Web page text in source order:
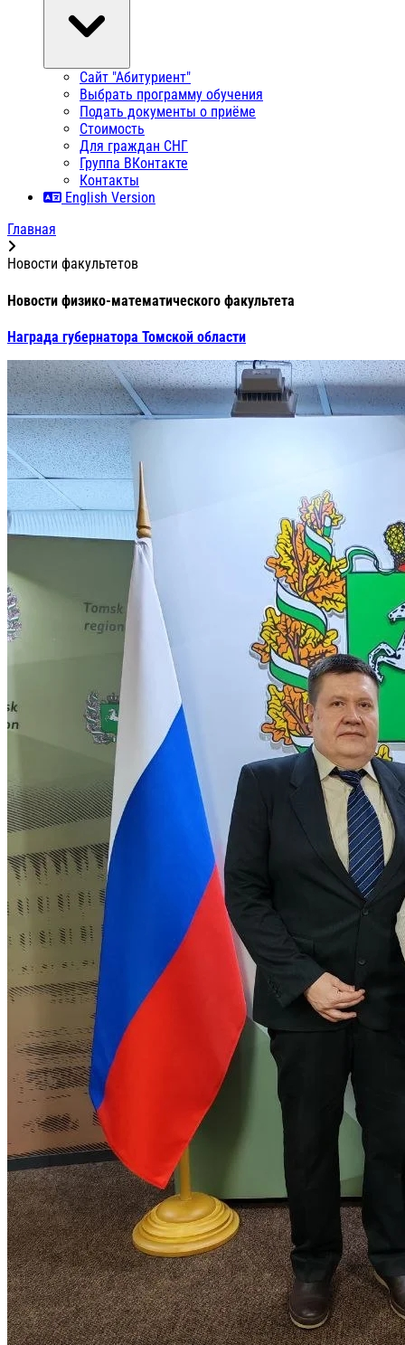
Сайт "Абитуриент"
Выбрать программу обучения
Подать документы о приёме
Стоимость
Для граждан СНГ
Группа ВКонтакте
Контакты
English Version
Главная
Новости факультетов
Новости физико-математического факультета
Награда губернатора Томской области